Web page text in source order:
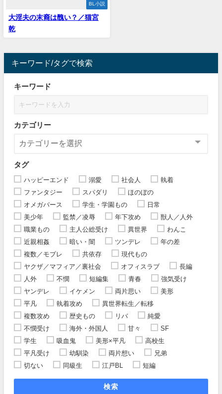
BL小説
大淫夫の末裔は醜い？／猫宮
乾
キーワード/タグで検索
キーワード
カテゴリー
タグ
ハッピーエンド 溺愛 社会人
執着
ファンタジー
スパダリ
ほのぼの
オメガバース
学生・学園もの
日常
美少年
監禁／凌辱 年下攻め
獣人／人外
職業もの
主人公総受け 異世界
わんこ
近親相姦
暗い・闇 ツンデレ
年の差
複数／モブレ
共依存
現代もの
ヤクザ／マフィア／裏社会
オフィスラブ
長編
人外
不憫 短編集 青春
強気受け
ヤンデレ
イケメン 両片思い
美形
平凡
執着攻め
異世界転生／転移
複数攻め
歴史もの リバ
純愛
不憫受け
海外・外国人 甘々
SF
学生
吸血鬼 美形×平凡
高校生
平凡受け
幼馴染 両片想い
兄弟
切ない
同級生 江戸BL 短編
検索